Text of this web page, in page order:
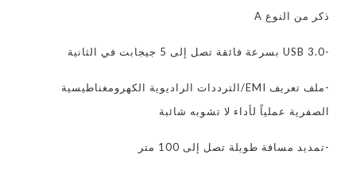
ذكر من النوع A
-USB 3.0 بسرعة فائقة تصل إلى 5 جيجابت في الثانية
-ملف تعريف EMI/الترددات الراديوية الكهرومغناطيسية
الصفرية عملياً لأداء لا تشوبه شائبة
-تمديد مسافة طويلة تصل إلى 100 متر